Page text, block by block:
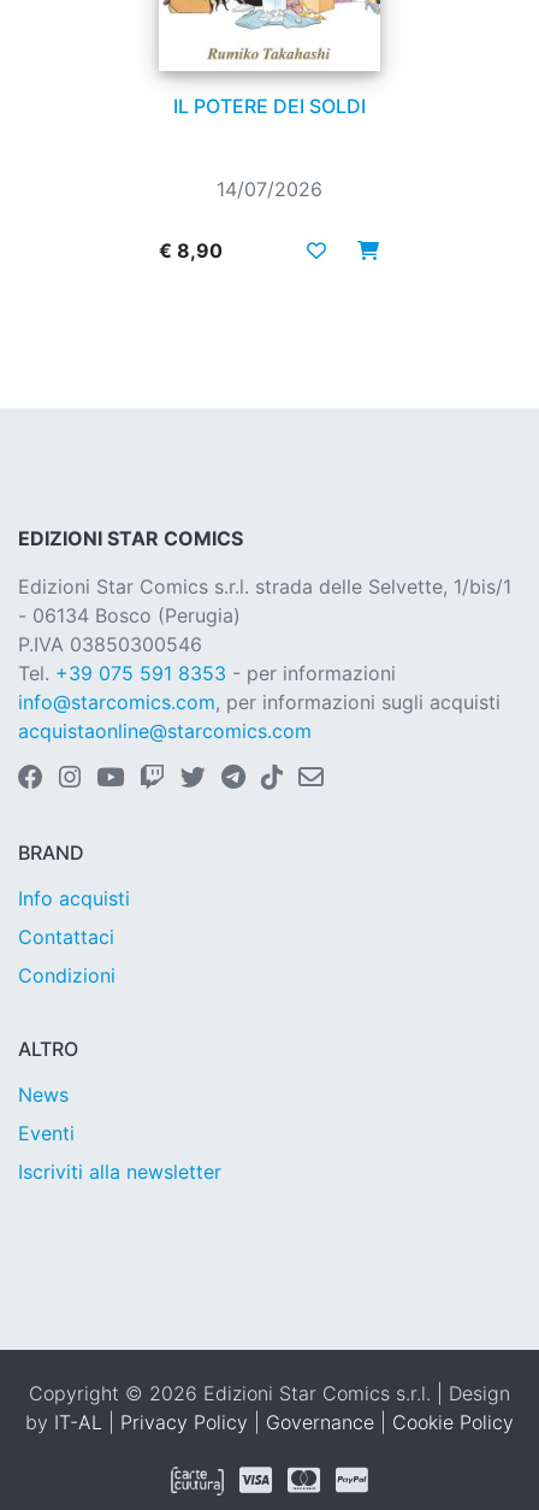
IL POTERE DEI SOLDI
14/07/2026
€ 8,90
EDIZIONI STAR COMICS
Edizioni Star Comics s.r.l. strada delle Selvette, 1/bis/1
- 06134 Bosco (Perugia)
P.IVA 03850300546
Tel. +39 075 591 8353 - per informazioni
info@starcomics.com, per informazioni sugli acquisti
acquistaonline@starcomics.com
BRAND
Info acquisti
Contattaci
Condizioni
ALTRO
News
Eventi
Iscriviti alla newsletter
Copyright © 2026 Edizioni Star Comics s.r.l. | Design
by IT-AL Privacy Policy Governance Cookie Policy